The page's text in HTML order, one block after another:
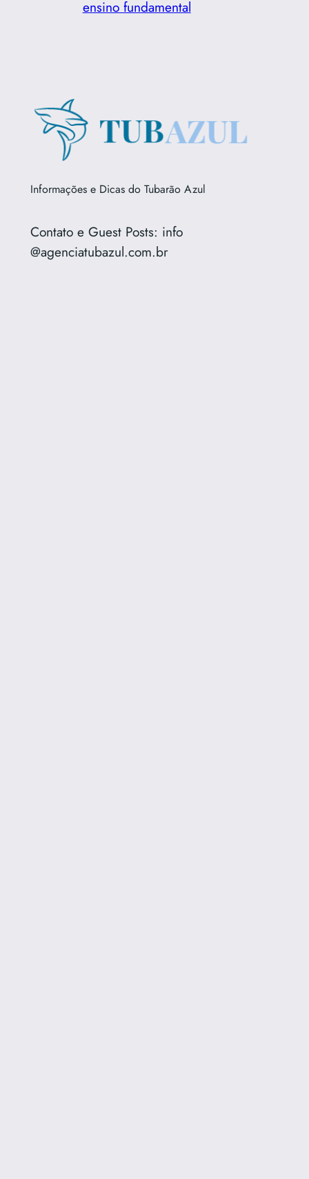
ensino fundamental
Informações e Dicas do Tubarão Azul
Contato e Guest Posts: info
@agenciatubazul.com.br